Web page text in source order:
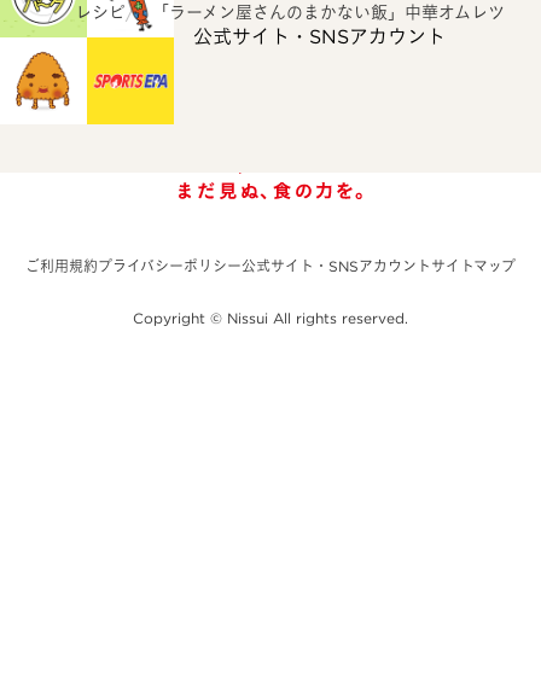
公式サイト・SNSアカウント
ホーム レシピ 「ラーメン屋さんのまかない飯」中華オムレツ
ご利用規約プライバシーポリシー公式サイト・SNSアカウント サイトマップ
Copyright © Nissui All rights reserved.